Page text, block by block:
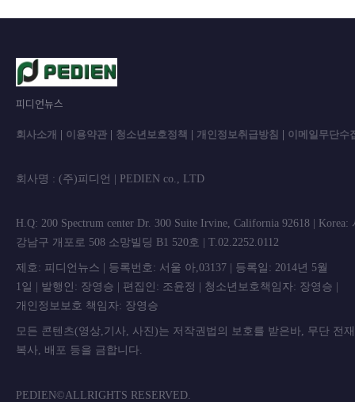
피디언뉴스
회사소개 | 이용약관 | 청소년보호정책 | 개인정보취급방침 | 이메일무단수
회사명 : (주)피디언 | PEDIEN co.,
H.Q: 200 Spectrum center Dr. 300 Suite Irvine, California 92618 | Korea:
강남구 개포로 508 소망빌딩 B1 520호 | T.02.2252.0112
제호: 피디언뉴스 | 등록번호: 서울 아,03137 | 등록일: 2014년 5월
1일 | 발행인: 장영승 | 편집인: 조윤정 | 청소년보호책임자: 장영승 |
개인정보보호 책임자: 장영승
모든 콘텐츠(영상,기사, 사진)는 저작권법의 보호를 받은바, 무단 전
복사, 배포 등을 금합니
PEDIEN©ALLRIGHTS RESERVED.